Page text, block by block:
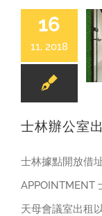
16
11, 2018
士林辦公室
士林據點開放借
APPOINTMENT
天母會議室出租